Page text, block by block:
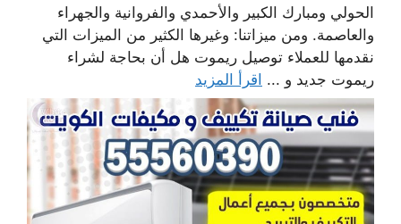
الحولي ومبارك الكبير والأحمدي والفروانية والجهراء
والعاصمة. ومن ميزاتنا: وغيرها الكثير من الميزات التي
نقدمها للعملاء توصيل ريموت هل أن بحاجة لشراء
ريموت جديد و ... اقرأ المزيد